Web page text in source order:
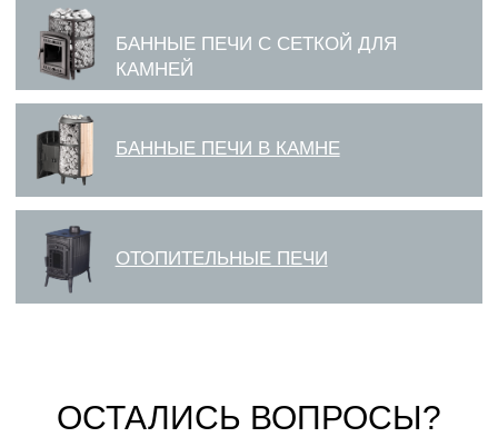
ОСТАЛИСЬ ВОПРОСЫ?